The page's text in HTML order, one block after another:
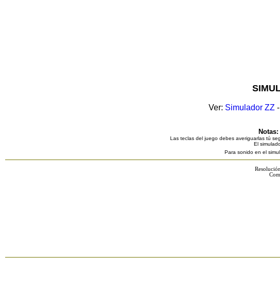
Ver: Simulador ZZ -
Notas:
Las teclas del juego debes averiguarlas tú
El
Para sonido en el